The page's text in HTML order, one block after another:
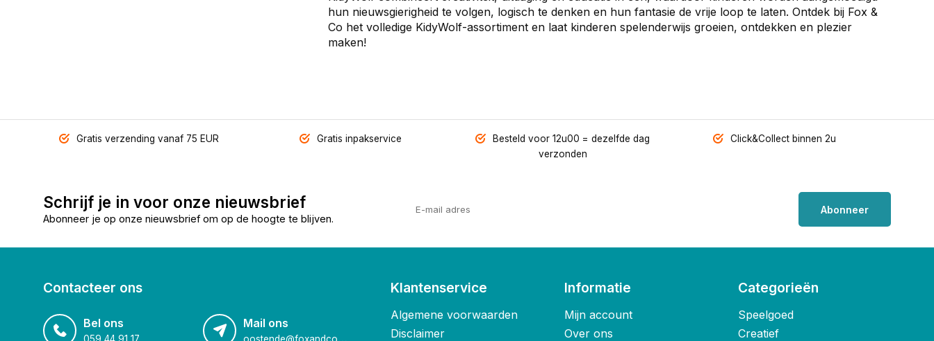
hun nieuwsgierigheid te volgen, logisch te denken en hun fantasie de vrije loop te laten. Ontdek bij Fox &
Co het volledige KidyWolf-assortiment en laat kinderen spelenderwijs groeien, ontdekken en plezier
maken!
Gratis verzending vanaf 75 EUR Gratis inpakservice
Besteld voor 12u00 = dezelfde dag
verzonden
Click&Collect binnen 2u
Schrijf je in voor onze nieuwsbrief
Abonneer je op onze nieuwsbrief om op de hoogte te blijven.
Abonneer
Contacteer ons
Bel ons
Mail ons
Klantenservice
Algemene voorwaarden
Disclaimer
Informatie
Mijn account
Over ons
Categorieën
Speelgoed
Creatief